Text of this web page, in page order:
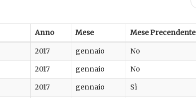
Anno Mese Mese Precendente
2017 gennaio No
2017 gennaio No
2017 gennaio Sì